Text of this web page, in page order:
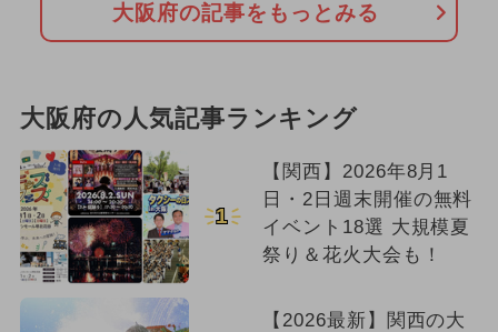
大阪府の記事をもっとみる
大阪府の人気記事ランキング
1
【関西】2026年8月1
日・2日週末開催の無料
イベント18選 大規模夏
祭り＆花火大会も！
【2026最新】関西の大